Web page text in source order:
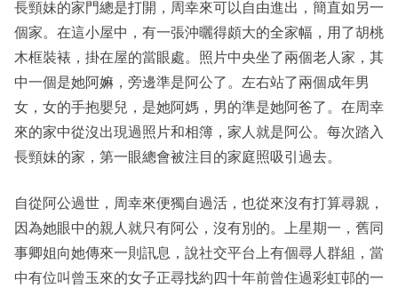
長頸妹的家門總是打開，周幸來可以自由進出，簡直如另一
個家。在這小屋中，有一張沖曬得頗大的全家幅，用了胡桃
木框裝裱，掛在屋的當眼處。照片中央坐了兩個老人家，其
中一個是她阿嫲，旁邊準是阿公了。左右站了兩個成年男
女，女的手抱嬰兒，是她阿媽，男的準是她阿爸了。在周幸
來的家中從沒出現過照片和相簿，家人就是阿公。每次踏入
長頸妹的家，第一眼總會被注目的家庭照吸引過去。
自從阿公過世，周幸來便獨自過活，也從來沒有打算尋親，
因為她眼中的親人就只有阿公，沒有別的。上星期一，舊同
事卿姐向她傳來一則訊息，說社交平台上有個尋人群組，當
中有位叫曾玉來的女子正尋找約四十年前曾住過彩虹邨的一